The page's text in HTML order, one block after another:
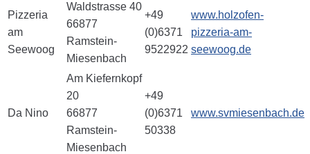
Pizzeria
am
Seewoog
Waldstrasse 40
66877
Ramstein-
Miesenbach
+49
(0)6371
9522922
www.holzofen-
pizzeria-am-
seewoog.de
Da Nino
Am Kiefernkopf
20
66877
Ramstein-
Miesenbach
+49
(0)6371
50338
www.svmiesenbach.de